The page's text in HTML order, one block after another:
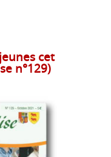
cet
n°129)